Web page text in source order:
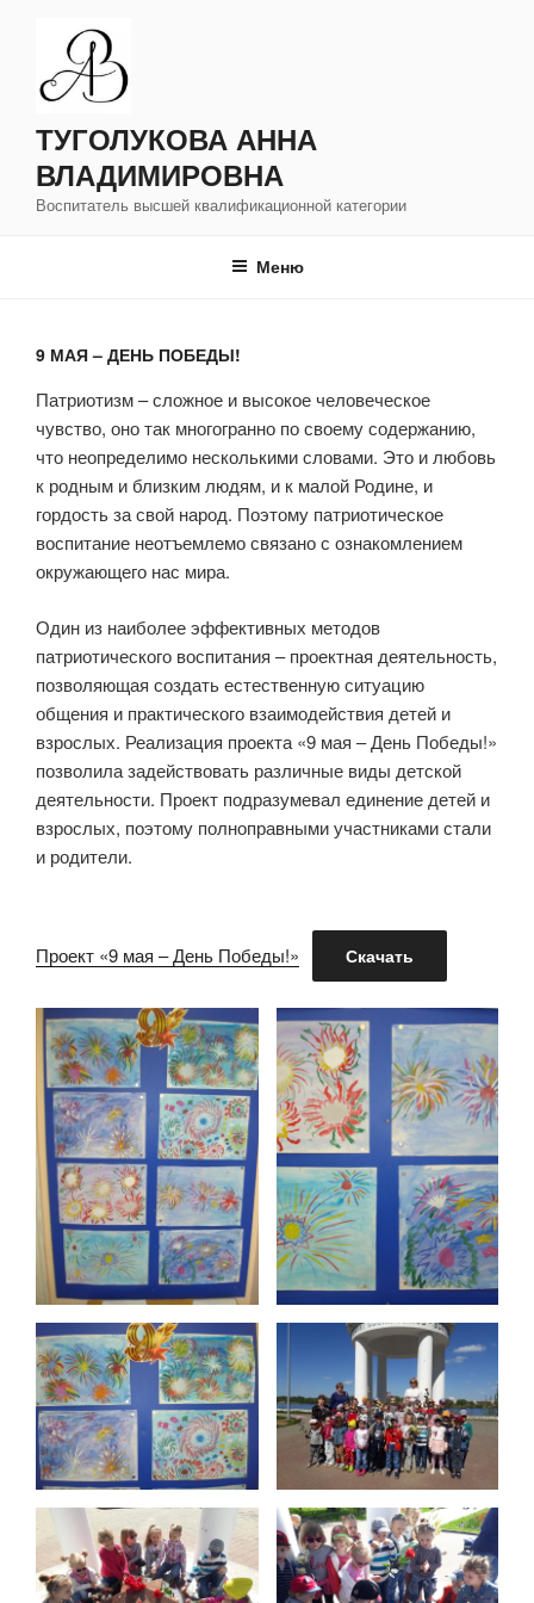
содержимому
ТУГОЛУКОВА АННА
ВЛАДИМИРОВНА
Воспитатель высшей квалификационной категории
Меню
9 МАЯ – ДЕНЬ ПОБЕДЫ!
Патриотизм – сложное и высокое человеческое
чувство, оно так многогранно по своему содержанию,
что неопределимо несколькими словами. Это и любовь
к родным и близким людям, и к малой Родине, и
гордость за свой народ. Поэтому патриотическое
воспитание неотъемлемо связано с ознакомлением
окружающего нас мира.
Один из наиболее эффективных методов
патриотического воспитания – проектная деятельность,
позволяющая создать естественную ситуацию
общения и практического взаимодействия детей и
взрослых. Реализация проекта «9 мая – День Победы!»
позволила задействовать различные виды детской
деятельности. Проект подразумевал единение детей и
взрослых, поэтому полноправными участниками стали
и родители.
Проект «9 мая – День Победы!» Скачать